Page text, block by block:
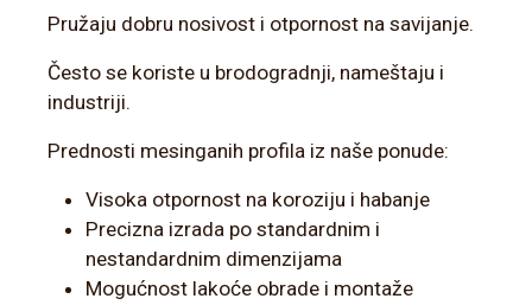
Pružaju dobru nosivost i otpornost na savijanje.
Često se koriste u brodogradnji, nameštaju i
industriji.
Prednosti mesinganih profila iz naše ponude:
Visoka otpornost na koroziju i habanje
Precizna izrada po standardnim i
nestandardnim dimenzijama
Mogućnost lakoće obrade i montaže